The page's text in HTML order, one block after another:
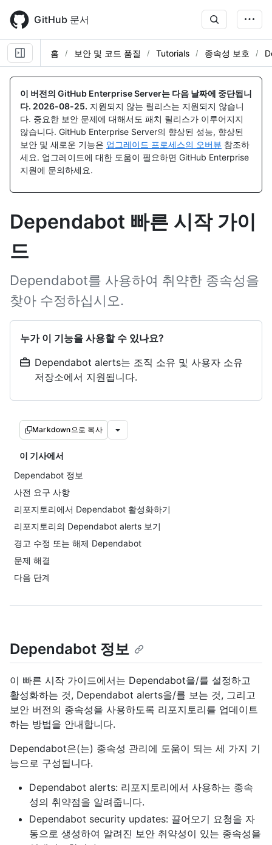
main
content
GitHub 문서
홈 보안 및 코드 품질 Tutorials 종속성 보호
이 버전의 GitHub Enterprise Server는 다음 날짜에 중단됩니
다. 2026-08-25. 지원되지 않는 릴리스는 지원되지 않습니
다. 중요한 보안 문제에 대해서도 패치 릴리스가 이루어지지
않습니다. GitHub Enterprise Server의 향상된 성능, 향상된
보안 및 새로운 기능은 업그레이드 프로세스의 오버뷰 참조하
세요. 업그레이드에 대한 도움이 필요하면 GitHub Enterprise
지원에 문의하세요.
Dependabot 빠른 시작 가이
드
Dependabot를 사용하여 취약한 종속성을
찾아 수정하십시오.
누가 이 기능을 사용할 수 있나요?
Dependabot alerts는 조직 소유 및 사용자 소유
저장소에서 지원됩니다.
Markdown으로 복사
이 기사에서
Dependabot 정보
사전 요구 사항
리포지토리에서 Dependabot 활성화하기
리포지토리의 Dependabot alerts 보기
경고 수정 또는 해제 Dependabot
문제 해결
다음 단계
Dependabot 정보
이 빠른 시작 가이드에서는 Dependabot을/를 설정하고
활성화하는 것, Dependabot alerts을/를 보는 것, 그리고
보안 버전의 종속성을 사용하도록 리포지토리를 업데이트
하는 방법을 안내합니다.
Dependabot은(는) 종속성 관리에 도움이 되는 세 가지 기
능으로 구성됩니다.
Dependabot alerts: 리포지토리에서 사용하는 종속
성의 취약점을 알려줍니다.
Dependabot security updates: 끌어오기 요청을 자
동으로 생성하여 알려진 보안 취약성이 있는 종속성을